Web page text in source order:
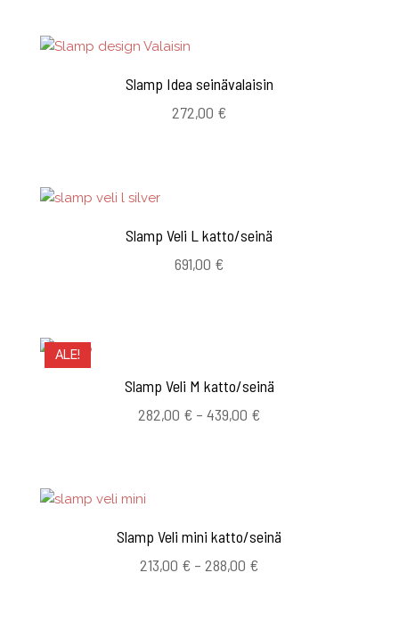
Slamp Idea seinävalaisin
272,00 €
Slamp Veli L katto/seinä
691,00 €
ALE!
Slamp Veli M katto/seinä
282,00 € – 439,00 €Hintaluokka:
Slamp Veli mini katto/seinä
213,00 € – 288,00 €Hintaluokka: